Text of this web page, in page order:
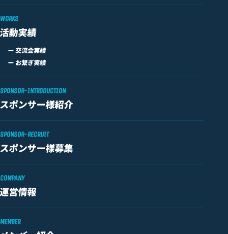
WORKS
動実績
ー 交流会実績
ー お繋ぎ実績
SPONSOR-INTRODUCTION
ポンサー様紹介
SPONSOR-RECRUIT
ポンサー様募集
COMPANY
営情報
MEMBER